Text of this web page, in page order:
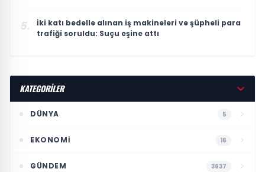
5.
İki katı bedelle alınan iş makineleri ve şüpheli para
trafiği soruldu: Suçu eşine attı
KATEGORİLER
DÜNYA 5
EKONOMI 16
GÜNDEM 3637